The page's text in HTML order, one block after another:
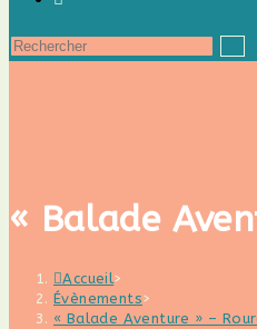
search
Rechercher
« Balade
Accueil>
Évènements>
« Balade Aventure » –